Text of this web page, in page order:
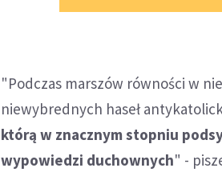
"Podczas marszów równości w
niewybrednych haseł
którą w znacznym stopniu
wypowiedzi duchownych" -